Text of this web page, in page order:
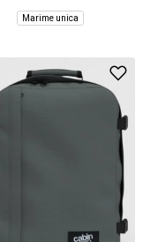
Marime unica